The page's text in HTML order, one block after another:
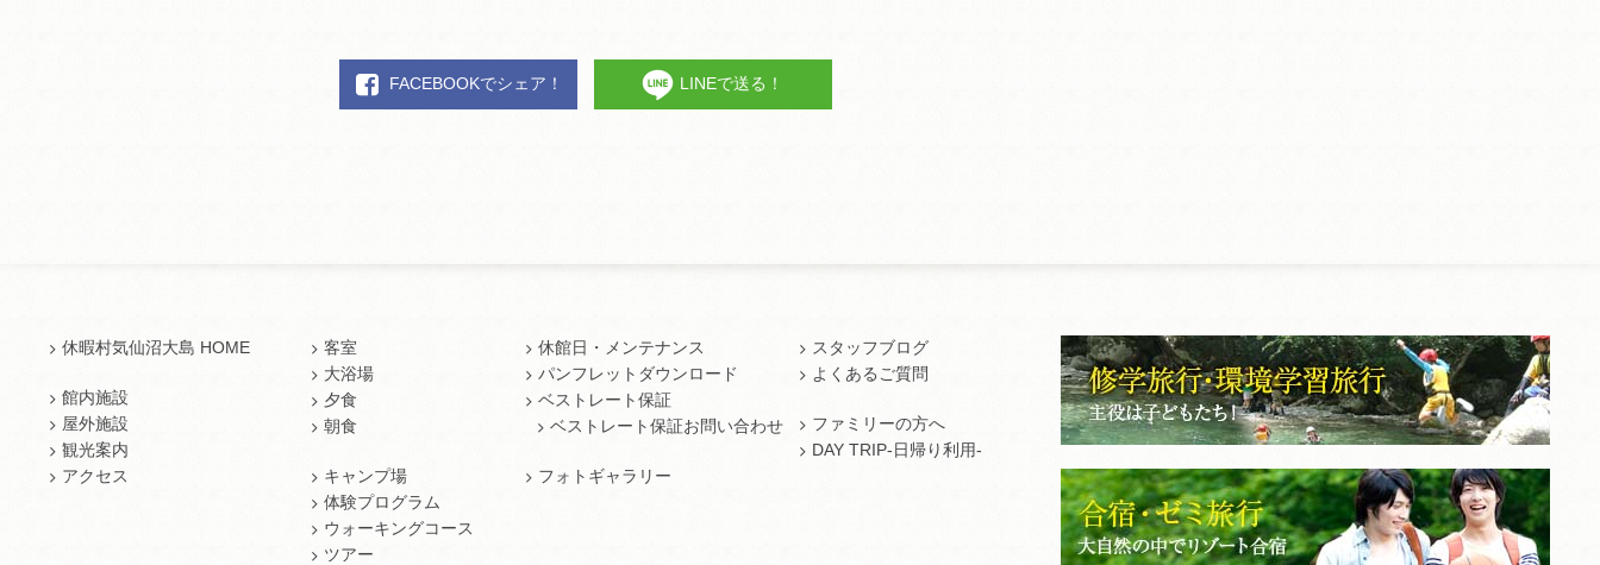
FACEBOOKでシェア！ LINEで送る！
休暇村気仙沼大島 HOME
館内施設
屋外施設
観光案内
アクセス
客室
大浴場
夕食
朝食
キャンプ場
体験プログラム
ウォーキングコース
ツアー
休館日・メンテナンス
パンフレットダウンロード
ベストレート保証
ベストレート保証お問い合わせ
フォトギャラリー
スタッフブログ
よくあるご質問
ファミリーの方へ
DAY TRIP-日帰り利用-